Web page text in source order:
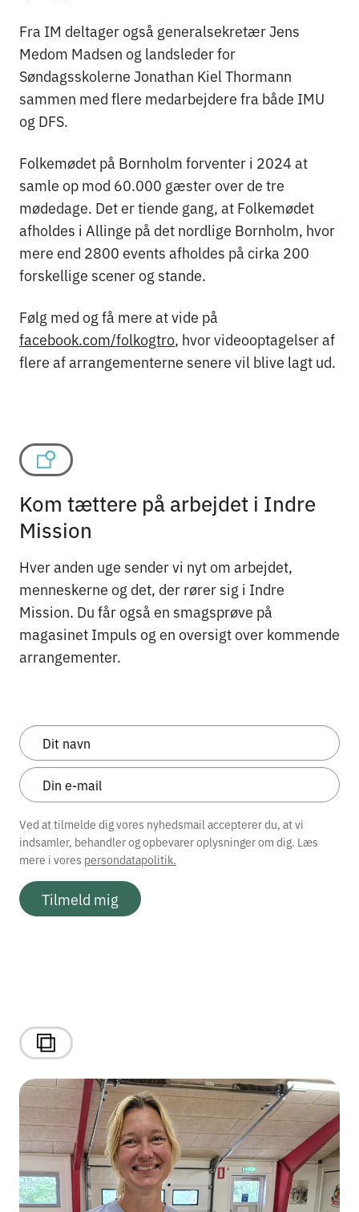
Fra IM deltager også generalsekretær Jens
Medom Madsen og landsleder for
Søndagsskolerne Jonathan Kiel Thormann
sammen med flere medarbejdere fra både IMU
og DFS.
Folkemødet på Bornholm forventer i 2024 at
samle op mod 60.000 gæster over de tre
mødedage. Det er tiende gang, at Folkemødet
afholdes i Allinge på det nordlige Bornholm, hvor
mere end 2800 events afholdes på cirka 200
forskellige scener og stande.
Følg med og få mere at vide på
facebook.com/folkogtro, hvor videooptagelser af
flere af arrangementerne senere vil blive lagt ud.
Kom tættere på arbejdet i Indre
Mission
Hver anden uge sender vi nyt om arbejdet,
menneskerne og det, der rører sig i Indre
Mission. Du får også en smagsprøve på
magasinet Impuls og en oversigt over kommende
arrangementer.
Ved at tilmelde dig vores nyhedsmail accepterer du, at vi
indsamler, behandler og opbevarer oplysninger om dig. Læs
mere i vores persondatapolitik.
Tilmeld mig